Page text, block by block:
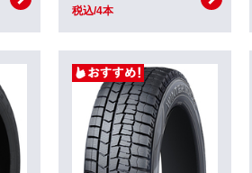
税込/4本